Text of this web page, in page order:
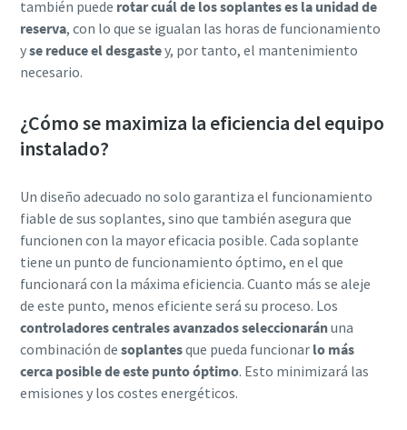
también puede rotar cuál de los soplantes es la unidad de
reserva, con lo que se igualan las horas de funcionamiento
yse reduce el desgastey, por tanto, el mantenimiento
necesario.
¿Cómo se maximiza la eficiencia del equipo
instalado?
Un diseño adecuado no solo garantiza el funcionamiento
fiable de sus soplantes, sino que también asegura que
funcionen con la mayor eficacia posible. Cada soplante
tiene un punto de funcionamiento óptimo, en el que
funcionará con la máxima eficiencia. Cuanto más se aleje
de este punto, menos eficiente será su proceso. Los
controladores centrales avanzados seleccionaránuna
combinación de soplantesque pueda funcionar lo más
cerca posible de este punto óptimo. Esto minimizará las
emisiones y los costes energéticos.